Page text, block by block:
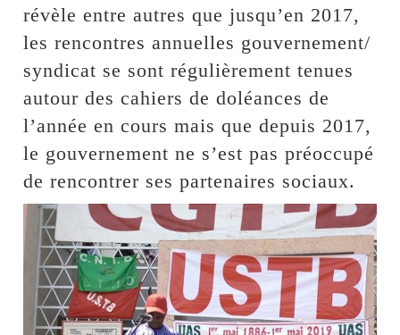
révèle entre autres que jusqu’en 2017,
les rencontres annuelles gouvernement/
syndicat se sont régulièrement tenues
autour des cahiers de doléances de
l’année en cours mais que depuis 2017,
le gouvernement ne s’est pas préoccupé
de rencontrer ses partenaires sociaux.